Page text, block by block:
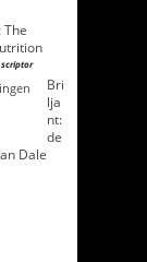
The
scriptor
Bri
lja
nt:
de
Dale